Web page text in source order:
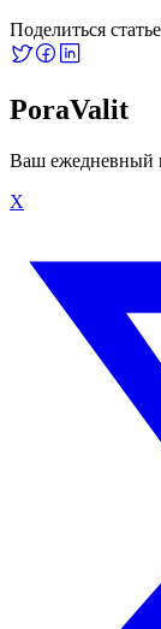
Поделиться
PoraValit
Ваш ежедневный
X